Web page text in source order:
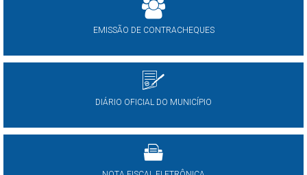
EMISSÃO DE CONTRACHEQUES
DIÁRIO OFICIAL DO MUNICÍPIO